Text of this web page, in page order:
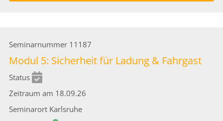
Seminarnummer 11187
Modul 5: Sicherheit für Ladung & Fahrgast
Status
Zeitraum am 18.09.26
Seminarort Karlsruhe